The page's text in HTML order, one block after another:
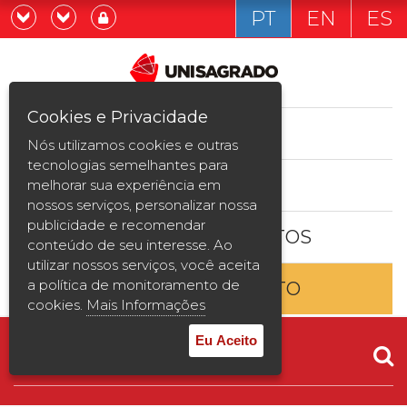
Graduação
Pós-graduação e MBA
Curta Duração
Vestibular
2ª Graduação
Transferência
Reingresso
Já sou estudande
Quero ser estudante
PT EN ES
ESTUDE AQUI
BOLSAS E DESCONTOS
ENTRE EM CONTATO
Cookies e Privacidade
Nós utilizamos cookies e outras
tecnologias semelhantes para
melhorar sua experiência em
nossos serviços, personalizar nossa
publicidade e recomendar
conteúdo de seu interesse. Ao
utilizar nossos serviços, você aceita
a política de monitoramento de
cookies. Mais Informações
Eu Aceito